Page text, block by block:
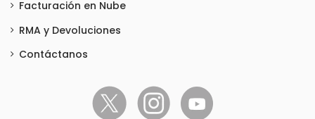
Facturación en Nube
RMA y Devoluciones
Contáctanos